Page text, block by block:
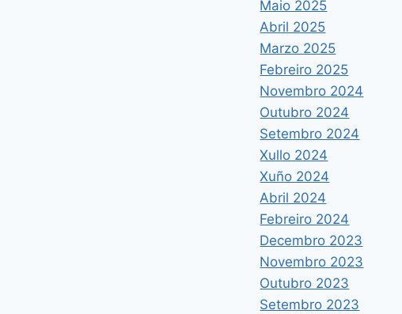
Maio 2025
Abril 2025
Marzo 2025
Febreiro 2025
Novembro 2024
Outubro 2024
Setembro 2024
Xullo 2024
Xuño 2024
Abril 2024
Febreiro 2024
Decembro 2023
Novembro 2023
Outubro 2023
Setembro 2023